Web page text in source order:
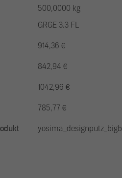
500,0000 kg
GRGE 3.3 FL
914,36 €
842,94 €
1042,96 €
785,77 €
yosima_designputz_bigb